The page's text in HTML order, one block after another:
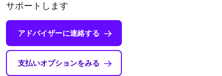
サポートします
アドバイザーに連絡する
支払いオプションをみる